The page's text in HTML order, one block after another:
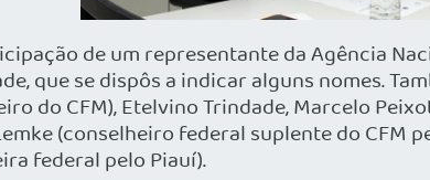
de um representante da Agência
que se dispôs a indicar alguns nomes.
do CFM), Etelvino Trindade, Marcelo
(conselheiro federal suplente do CFM
federal pelo Piauí).